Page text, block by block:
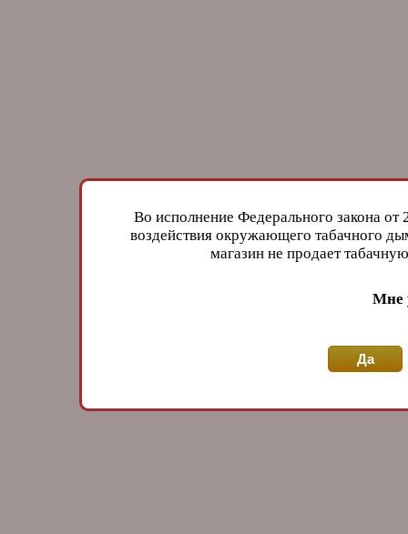
Во исполнение Федерального закона
воздействия окружающего табачного
магазин не продает
Мне
Да